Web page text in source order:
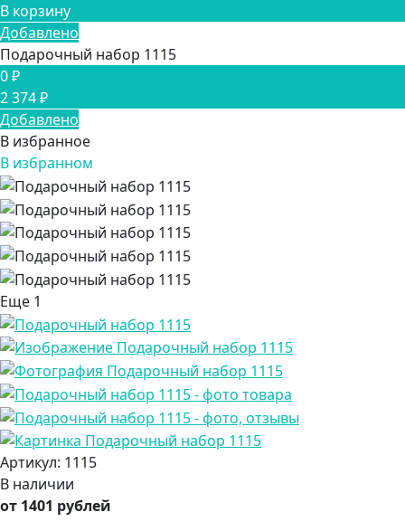
В корзину
Добавлено
Подарочный набор 1115
0 ₽
2 374 ₽
Добавлено
В избранное
В избранном
Еще 1
Артикул: 1115
В наличии
от 1401 рублей